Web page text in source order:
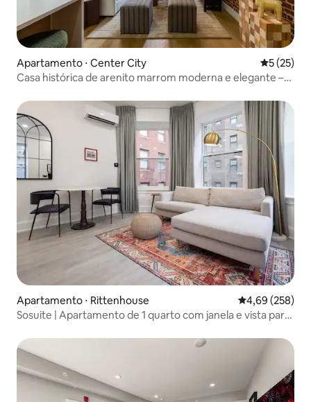
Apartamento ⋅ Center City 5 de uma
5 (25)
Casa histórica de arenito marrom moderna e elegante –
Apartamento ⋅ Rittenhouse 4,69 de uma
4,69 (258)
Sosuite | Apartamento de 1 quarto com janela e vista para